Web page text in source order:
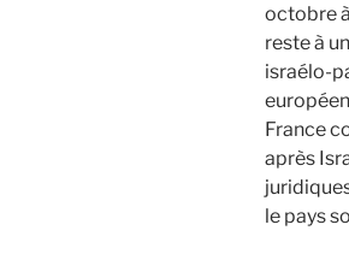
octobre
reste à
israélo-
France
après
le pays